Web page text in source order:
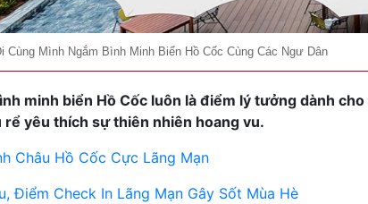
Cùng Mình Ngắm Bình Minh Biển Hồ Cốc Cùng Các Ngư Dân
minh biển Hồ Cốc luôn là điểm lý tưởng dành
rể yêu thích sự thiên nhiên hoang vu.
Châu Hồ Cốc Cực Lãng Mạn
Điểm Check In Lãng Mạn Gây Sốt Mùa Hè